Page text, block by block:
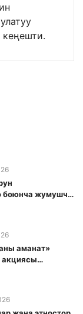
кеңешти.
боюнча жумушчу
аманат»
акциясы